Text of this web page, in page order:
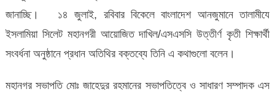
জানাচ্ছি। ১৪ জুলাই, রবিবার বিকেলে বাংলাদেশ আনজুমানে তালামীযে
ইসলামিয়া সিলেট মহানগরী আয়োজিত দাখিল/এসএসসি উত্তীর্ণ কৃতী শিক্ষার্থী
সংবর্ধনা অনুষ্ঠানে প্রধান অতিথির বক্তব্যে তিনি এ কথাগুলো বলেন।
মহানগর সভাপতি মোঃ জাহেদুর রহমানের সভাপতিত্বে ও সাধারণ সম্পাদক এস